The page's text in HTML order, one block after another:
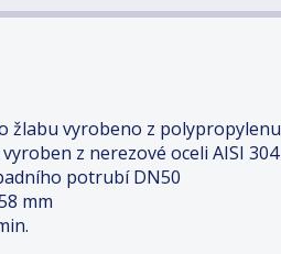
žlabu vyrobeno z polypropylenu
z nerezové oceli AISI 304
potrubí DN50
mm